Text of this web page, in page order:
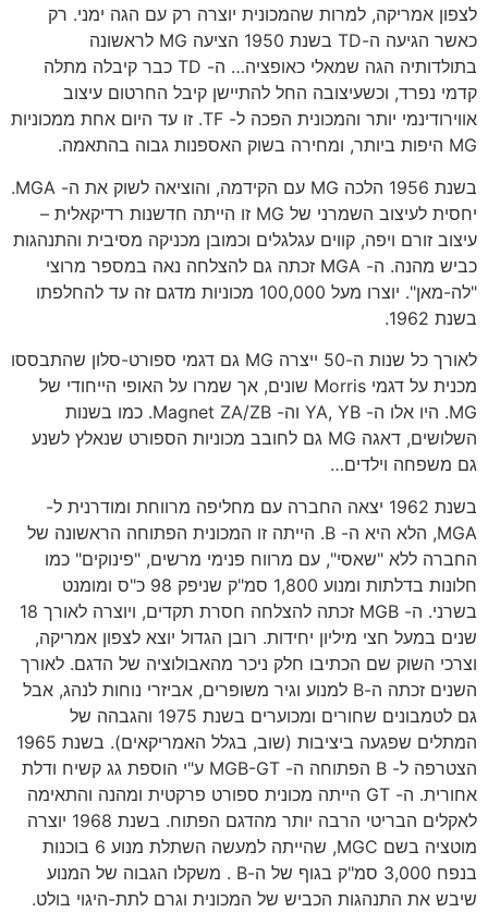
לצפון אמריקה, למרות שהמכונית יוצרה רק עם הגה ימני. רק
כאשר הגיעה ה-TD בשנת 1950 הציעה MG לראשונה
בתולדותיה הגה שמאלי כאופציה… ה- TD כבר קיבלה מתלה
קדמי נפרד, וכשעיצובה החל להתיישן קיבל החרטום עיצוב
אווירודינמי יותר והמכונית הפכה ל- TF. זו עד היום אחת ממכוניות
MG היפות ביותר, ומחירה בשוק האספנות גבוה בהתאמה.
בשנת 1956 הלכה MG עם הקידמה, והוציאה לשוק את ה- MGA.
יחסית לעיצוב השמרני של MG זו הייתה חדשנות רדיקאלית –
עיצוב זורם ויפה, קווים עגלגלים וכמובן מכניקה מסיבית והתנהגות
כביש מהנה. ה- MGA זכתה גם להצלחה נאה במספר מרוצי
"לה-מאן". יוצרו מעל 100,000 מכוניות מדגם זה עד להחלפתו
בשנת 1962.
לאורך כל שנות ה-50 ייצרה MG גם דגמי ספורט-סלון שהתבססו
מכנית על דגמי Morris שונים, אך שמרו על האופי הייחודי של
MG. היו אלו ה- YA, YB וה- Magnet ZA/ZB. כמו בשנות
השלושים, דאגה MG גם לחובב מכוניות הספורט שנאלץ לשנע
גם משפחה וילדים…
בשנת 1962 יצאה החברה עם מחליפה מרווחת ומודרנית ל-
MGA, הלא היא ה- B. הייתה זו המכונית הפתוחה הראשונה של
החברה ללא "שאסי", עם מרווח פנימי מרשים, "פינוקים" כמו
חלונות בדלתות ומנוע 1,800 סמ"ק שניפק 98 כ"ס ומומנט
בשרני. ה- MGB זכתה להצלחה חסרת תקדים, ויוצרה לאורך 18
שנים במעל חצי מיליון יחידות. רובן הגדול יוצא לצפון אמריקה,
וצרכי השוק שם הכתיבו חלק ניכר מהאבולוציה של הדגם. לאורך
השנים זכתה ה-B למנוע וגיר משופרים, אביזרי נוחות לנהג, אבל
גם לטמבונים שחורים ומכוערים בשנת 1975 והגבהה של
המתלים שפגעה ביציבות (שוב, בגלל האמריקאים). בשנת 1965
הצטרפה ל- B הפתוחה ה- MGB-GT ע"י הוספת גג קשיח ודלת
אחורית. ה- GT הייתה מכונית ספורט פרקטית ומהנה והתאימה
לאקלים הבריטי הרבה יותר מהדגם הפתוח. בשנת 1968 יוצרה
מוטציה בשם MGC, שהייתה למעשה השתלת מנוע 6 בוכנות
בנפח 3,000 סמ"ק בגוף של ה-B . משקלו הגבוה של המנוע
שיבש את התנהגות הכביש של המכונית וגרם לתת-היגוי בולט.